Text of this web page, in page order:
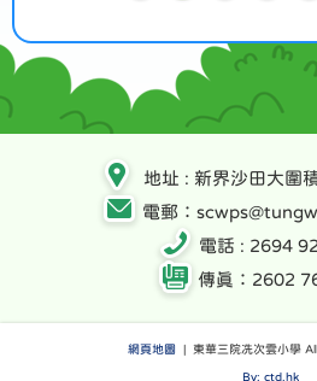
地址 : 新界沙田大圍
電郵：
電話 : 2694
傳真：2602
網頁地圖 | 東華三院冼次雲小學
By: ctd.hk